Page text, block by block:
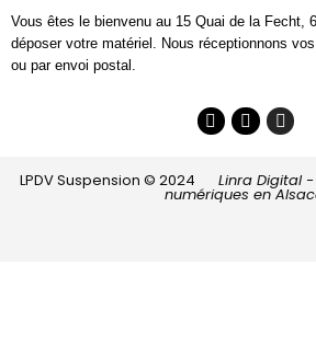
Vous êtes le bienvenu au 15 Quai de la Fecht,
déposer votre matériel. Nous réceptionnons
ou par envoi postal.
LPDV Suspension © 2024 Linra Digital
numériques en